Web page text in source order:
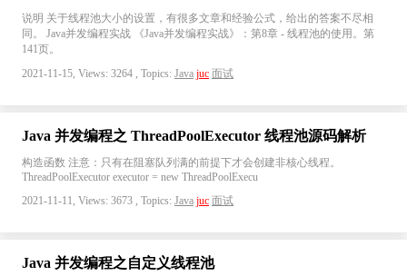
说明 关于线程池大小的设置，有很多文章和经验公式，给出的答案不尽相
同。 Java并发编程实战 《Java并发编程实战》：第8章 - 线程池的使用。第
141页。
2021-11-15, Views: 3264 , Topics: Java juc 面试
Java 并发编程之 ThreadPoolExecutor 线程池源码解析
构造函数 注意：只有在阻塞队列满的前提下才会创建非核心线程。
ThreadPoolExecutor executor = new ThreadPoolExecu
2021-11-11, Views: 3673 , Topics: Java juc 面试
Java 并发编程之自定义线程池